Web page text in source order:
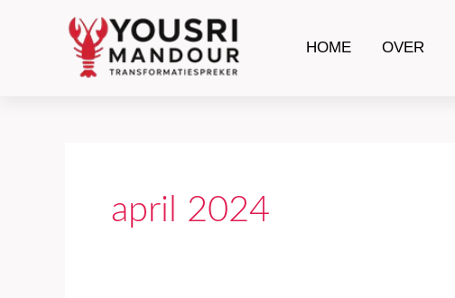
HOME OVER
april 2024